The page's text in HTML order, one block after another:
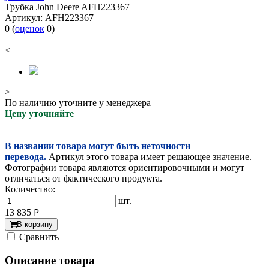
Трубка John Deere AFH223367
Артикул: AFH223367
0 (оценок 0)
<
>
По наличию уточните у менеджера
Цену уточняйте
В названии товара могут быть неточности
перевода. Артикул этого товара имеет решающее значение.
Фотографии товара являются ориентировочными и могут
отличаться от фактического продукта.
Количество:
шт.
13 835 руб.
В корзину
Cравнить
Описание товара